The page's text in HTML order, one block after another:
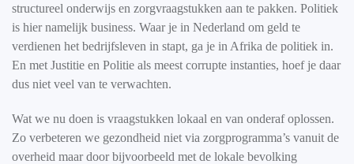
structureel onderwijs en zorgvraagstukken aan te pakken. Politiek
is hier namelijk business. Waar je in Nederland om geld te
verdienen het bedrijfsleven in stapt, ga je in Afrika de politiek in.
En met Justitie en Politie als meest corrupte instanties, hoef je daar
dus niet veel van te verwachten.
Wat we nu doen is vraagstukken lokaal en van onderaf oplossen.
Zo verbeteren we gezondheid niet via zorgprogramma’s vanuit de
overheid maar door bijvoorbeeld met de lokale bevolking